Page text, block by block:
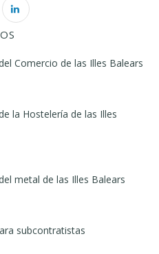
Comercio de las Illes Balears
la Hostelería de las Illes
metal de las Illes Balears
subcontratistas